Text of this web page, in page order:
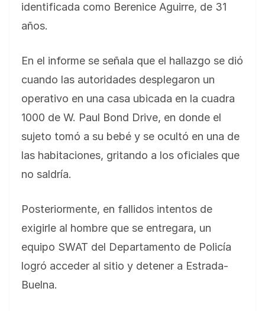
identificada como Berenice Aguirre, de 31
años.
En el informe se señala que el hallazgo se dió
cuando las autoridades desplegaron un
operativo en una casa ubicada en la cuadra
1000 de W. Paul Bond Drive, en donde el
sujeto tomó a su bebé y se ocultó en una de
las habitaciones, gritando a los oficiales que
no saldría.
Posteriormente, en fallidos intentos de
exigirle al hombre que se entregara, un
equipo SWAT del Departamento de Policía
logró acceder al sitio y detener a Estrada-
Buelna.